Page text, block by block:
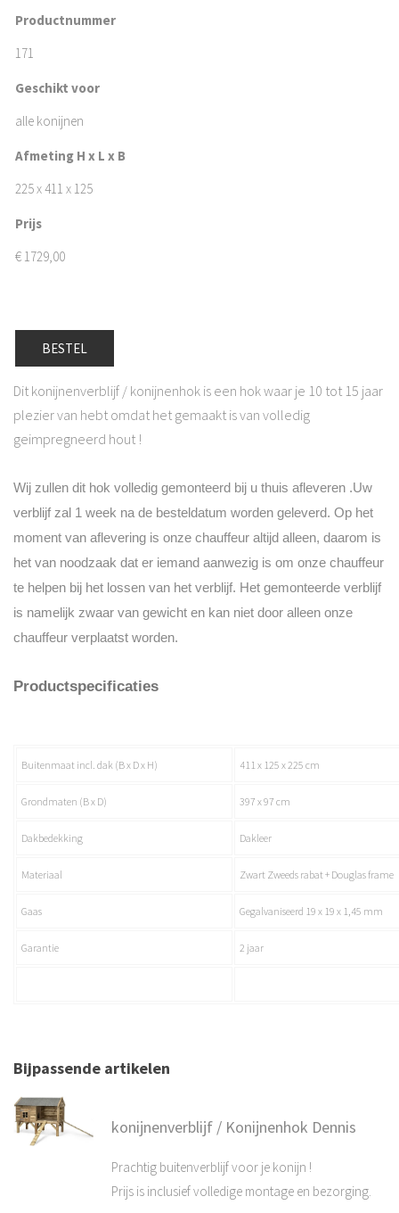
Productnummer
171
Geschikt voor
alle konijnen
Afmeting H x L x B
225 x 411 x 125
Prijs
€ 1729,00
BESTEL
Dit konijnenverblijf / konijnenhok is een hok waar je 10 tot 15 jaar
plezier van hebt omdat het gemaakt is van volledig
geimpregneerd hout !
Wij zullen dit hok volledig gemonteerd bij u thuis afleveren .Uw
verblijf zal 1 week na de besteldatum worden geleverd. Op het
moment van aflevering is onze chauffeur altijd alleen, daarom is
het van noodzaak dat er iemand aanwezig is om onze chauffeur
te helpen bij het lossen van het verblijf. Het gemonteerde verblijf
is namelijk zwaar van gewicht en kan niet door alleen onze
chauffeur verplaatst worden.
Productspecificaties
Buitenmaat incl. dak (B x D x H) 411 x 125 x 225 cm
Grondmaten (B x D) 397 x 97 cm
Dakbedekking Dakleer
Materiaal Zwart Zweeds rabat + Douglas frame
Gaas Gegalvaniseerd 19 x 19 x 1,45 mm
Garantie 2 jaar
Bijpassende artikelen
konijnenverblijf / Konijnenhok Dennis
Prachtig buitenverblijf voor je konijn !
Prijs is inclusief volledige montage en bezorging.